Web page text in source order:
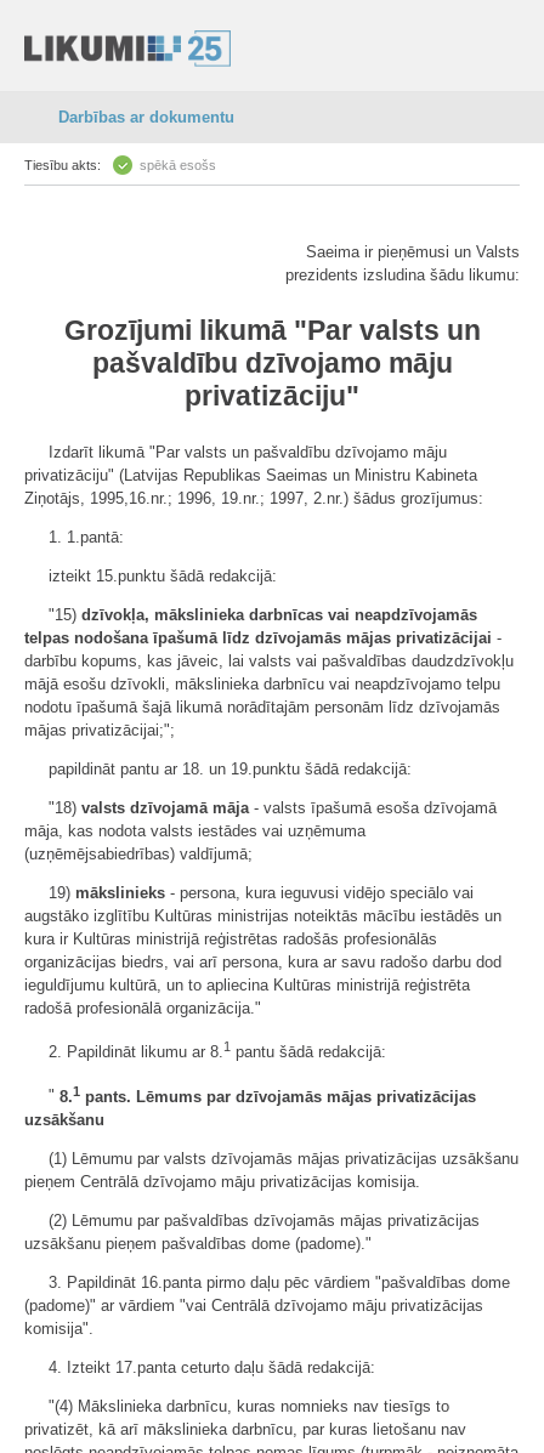
Darbības ar dokumentu
Tiesību akts: spēkā esošs
Saeima ir pieņēmusi un Valsts
prezidents izsludina šādu likumu:
Grozījumi likumā "Par valsts un
pašvaldību dzīvojamo māju
privatizāciju"
Izdarīt likumā "Par valsts un pašvaldību dzīvojamo māju
privatizāciju" (Latvijas Republikas Saeimas un Ministru Kabineta
Ziņotājs, 1995,16.nr.; 1996, 19.nr.; 1997, 2.nr.) šādus grozījumus:
1. 1.pantā:
izteikt 15.punktu šādā redakcijā:
"15) dzīvokļa, mākslinieka darbnīcas vai neapdzīvojamās
telpas nodošana īpašumā līdz dzīvojamās mājas privatizācijai -
darbību kopums, kas jāveic, lai valsts vai pašvaldības daudzdzīvokļu
mājā esošu dzīvokli, mākslinieka darbnīcu vai neapdzīvojamo telpu
nodotu īpašumā šajā likumā norādītajām personām līdz dzīvojamās
mājas privatizācijai;";
papildināt pantu ar 18. un 19.punktu šādā redakcijā:
"18) valsts dzīvojamā māja- valsts īpašumā esoša dzīvojamā
māja, kas nodota valsts iestādes vai uzņēmuma
(uzņēmējsabiedrības) valdījumā;
19) mākslinieks - persona, kura ieguvusi vidējo speciālo vai
augstāko izglītību Kultūras ministrijas noteiktās mācību iestādēs un
kura ir Kultūras ministrijā reģistrētas radošās profesionālās
organizācijas biedrs, vai arī persona, kura ar savu radošo darbu dod
ieguldījumu kultūrā, un to apliecina Kultūras ministrijā reģistrēta
radošā profesionālā organizācija."
2. Papildināt likumu ar 8.1 pantu šādā redakcijā:
" 8.1 pants. Lēmums par dzīvojamās mājas privatizācijas
uzsākšanu
(1) Lēmumu par valsts dzīvojamās mājas privatizācijas uzsākšanu
pieņem Centrālā dzīvojamo māju privatizācijas komisija.
(2) Lēmumu par pašvaldības dzīvojamās mājas privatizācijas
uzsākšanu pieņem pašvaldības dome (padome)."
3. Papildināt 16.panta pirmo daļu pēc vārdiem "pašvaldības dome
(padome)" ar vārdiem "vai Centrālā dzīvojamo māju privatizācijas
komisija".
4. Izteikt 17.panta ceturto daļu šādā redakcijā:
"(4) Mākslinieka darbnīcu, kuras nomnieks nav tiesīgs to
privatizēt, kā arī mākslinieka darbnīcu, par kuras lietošanu nav